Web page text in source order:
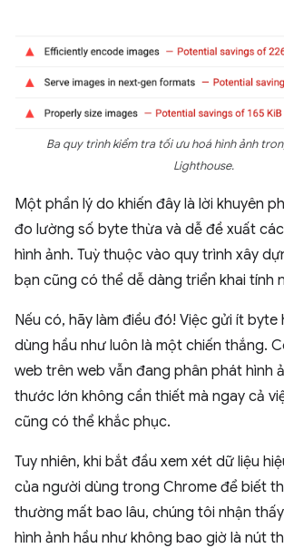
Ba quy trình kiểm tra tối ưu hoá hình ảnh
Lighthouse.
Một phần lý do khiến đây là lời khuyên
đo lường số byte thừa và dễ đề xuất
hình ảnh. Tuỳ thuộc vào quy trình xây
bạn cũng có thể dễ dàng triển khai tính
Nếu có, hãy làm điều đó! Việc gửi ít
dùng hầu như luôn là một chiến thắng.
web trên web vẫn đang phân phát hình
thước lớn không cần thiết mà ngay cả
cũng có thể khắc phục.
Tuy nhiên, khi bắt đầu xem xét dữ liệu
của người dùng trong Chrome để biết
thường mất bao lâu, chúng tôi nhận
hình ảnh hầu như không bao giờ là nút